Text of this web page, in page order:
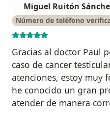
Miguel Ruitón
Número de teléfono
Gracias al doctor Paul
caso de cancer
atenciones, estoy muy
he conocido un gran
atender de manera